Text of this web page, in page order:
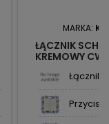
MARKA:
ŁĄCZNIK
KREMOWY
Łącznik
Przycisk